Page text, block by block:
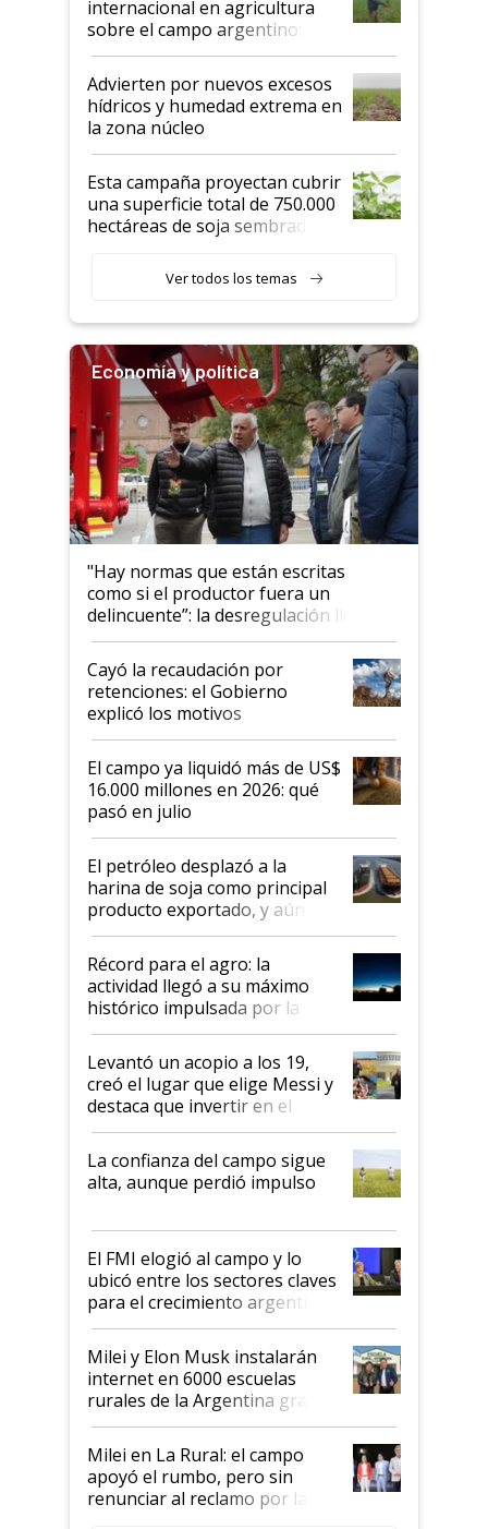
internacional en agricultura
sobre el campo argentino:
"Estoy muy impresionado"
Advierten por nuevos excesos
hídricos y humedad extrema en
la zona núcleo
Esta campaña proyectan cubrir
una superficie total de 750.000
hectáreas de soja sembradas
variedades que marcan un
salto tecnológico en genética y
Ver todos los temas
Economía y política
"Hay normas que están escritas
como si el productor fuera un
delincuente”: la desregulación llegó
al Congreso Aapresid y hasta se
habló del financiamiento al IPCVA
Cayó la recaudación por
retenciones: el Gobierno
explicó los motivos
El campo ya liquidó más de US$
16.000 millones en 2026: qué
pasó en julio
El petróleo desplazó a la
harina de soja como principal
producto exportado, y aún así
el agro aportó casi seis de cada
diez dólares y sostuvo el
liderazgo en un semestre
récord
Récord para el agro: la
actividad llegó a su máximo
histórico impulsada por la
cosecha y las exportaciones
Levantó un acopio a los 19,
creó el lugar que elige Messi y
destaca que invertir en el
kirchnerismo era como "darle
plata a un hijo para droga":
Juan Félix Rossetti, el libertario
que de una dura crisis salió
de Milei
La confianza del campo sigue
alta, aunque perdió impulso
El FMI elogió al campo y lo
ubicó entre los sectores claves
para el crecimiento argentino
Milei y Elon Musk instalarán
internet en 6000 escuelas
rurales de la Argentina gracias
a un acuerdo con Starlink
Milei en La Rural: el campo
apoyó el rumbo, pero sin
renunciar al reclamo por las